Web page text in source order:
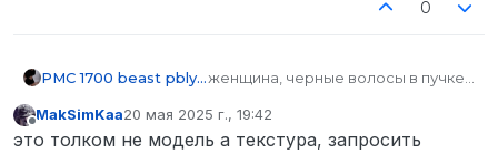
0
PMC 1700 beast pbly noженщина, черные волосы в пучке,
MakSimKaa20 мая 2025 г., 19:42
отредактировано
это толком не модель а текстура, запросить